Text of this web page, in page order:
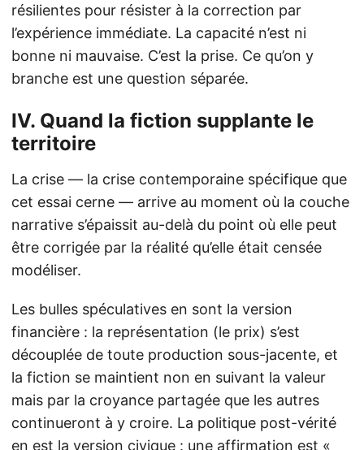
résilientes pour résister à la correction par
l’expérience immédiate. La capacité n’est ni
bonne ni mauvaise. C’est la prise. Ce qu’on y
branche est une question séparée.
IV. Quand la fiction supplante le
territoire
La crise — la crise contemporaine spécifique que
cet essai cerne — arrive au moment où la couche
narrative s’épaissit au-delà du point où elle peut
être corrigée par la réalité qu’elle était censée
modéliser.
Les bulles spéculatives en sont la version
financière : la représentation (le prix) s’est
découplée de toute production sous-jacente, et
la fiction se maintient non en suivant la valeur
mais par la croyance partagée que les autres
continueront à y croire. La politique post-vérité
en est la version civique : une affirmation est «